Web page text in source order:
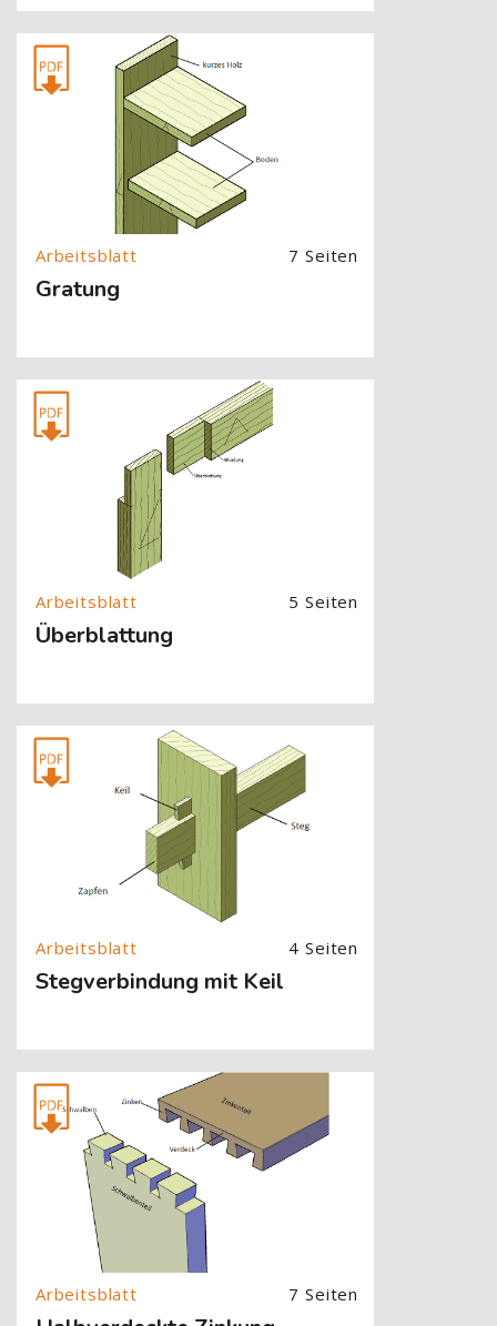
[Cocoon] About (Text with Image) überspringen
7 Seiten
Gratung
[Cocoon] About (Text with Image) überspringen
5 Seiten
Überblattung
[Cocoon] About (Text with Image) überspringen
4 Seiten
Stegverbindung mit Keil
[Cocoon] About (Text with Image) überspringen
7 Seiten